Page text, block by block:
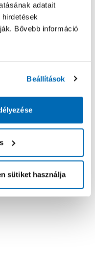
adatait
Bővebb információ
Beállítások
sütiket használja